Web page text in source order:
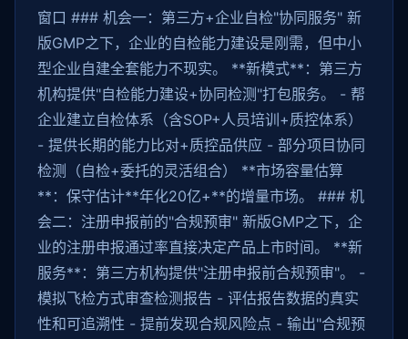
窗口 ### 机会一：第三方+企业自检"协同服务" 新
版GMP之下，企业的自检能力建设是刚需，但中小
型企业自建全套能力不现实。 **新模式**：第三方
机构提供"自检能力建设+协同检测"打包服务。 - 帮
企业建立自检体系（含SOP+人员培训+质控体系）
- 提供长期的能力比对+质控品供应 - 部分项目协同
检测（自检+委托的灵活组合） **市场容量估算
**：保守估计**年化20亿+**的增量市场。 ### 机
会二：注册申报前的"合规预审" 新版GMP之下，企
业的注册申报通过率直接决定产品上市时间。 **新
服务**：第三方机构提供"注册申报前合规预审"。 -
模拟飞检方式审查检测报告 - 评估报告数据的真实
性和可追溯性 - 提前发现合规风险点 - 输出"合规预